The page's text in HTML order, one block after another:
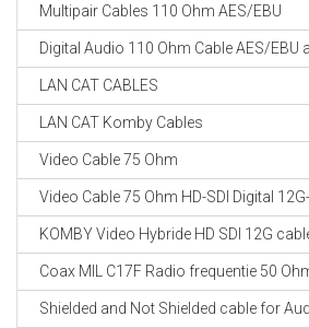
Multipair Cables 110 Ohm AES/EBU
Digital Audio 110 Ohm Cable AES/EBU
LAN CAT CABLES
LAN CAT Komby Cables
Video Cable 75 Ohm
Video Cable 75 Ohm HD-SDI Digital 12G-
KOMBY Video Hybride HD SDI 12G
Coax MIL C17F Radio frequentie 50
Shielded and Not Shielded cable for